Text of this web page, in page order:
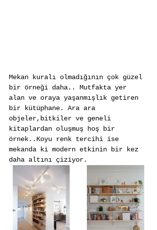
Mekan kuralı olmadığının çok güzel
bir örneği daha.. Mutfakta yer
alan ve oraya yaşanmışlık getiren
bir kütüphane. Ara ara
objeler,bitkiler ve geneli
kitaplardan oluşmuş hoş bir
örnek..Koyu renk tercihi ise
mekanda ki modern etkinin bir kez
daha altını çiziyor.